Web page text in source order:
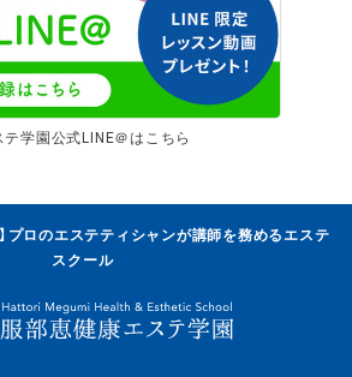
テ学園公式LINE＠はこちら
プロのエステティシャンが講師を務めるエステ
スクール